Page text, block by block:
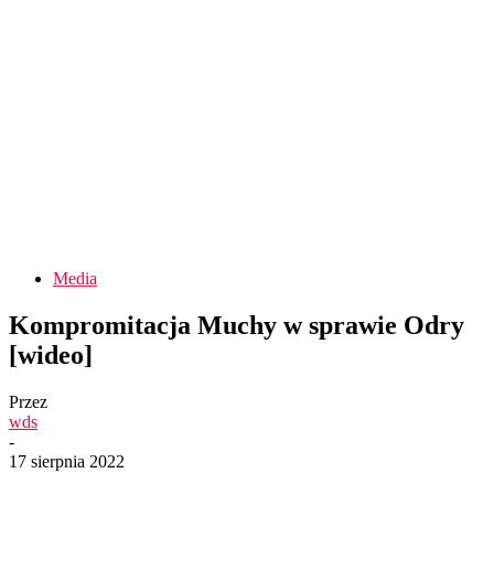
Media
Kompromitacja Muchy w sprawie Odry
[wideo]
Przez
wds
-
17 sierpnia 2022